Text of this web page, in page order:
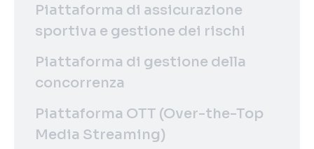
Piattaforma di assicurazione
sportiva e gestione dei rischi
Piattaforma di gestione della
concorrenza
Piattaforma OTT (Over-the-Top
Media Streaming)